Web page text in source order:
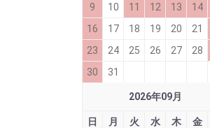
9
10 11 12 13 14
16
17 18 19 20 21
23
24 25 26 27 28
30
31
2026年09月
日 月 火 水 木 金